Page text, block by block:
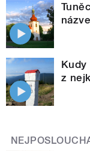
Kudy
z